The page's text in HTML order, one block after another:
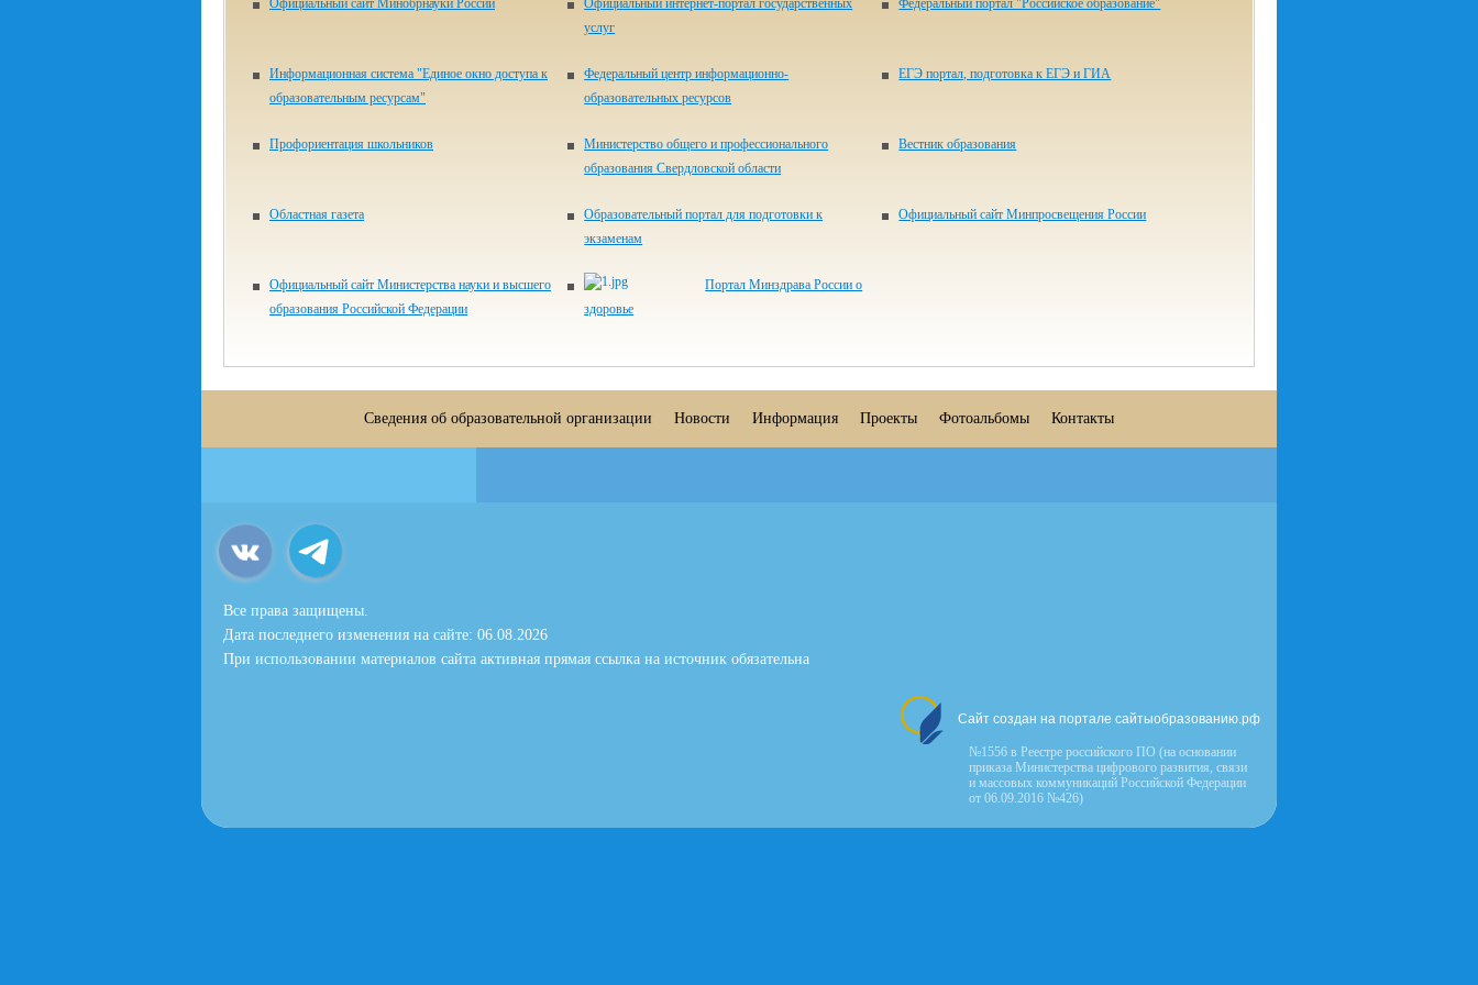
Официальный сайт Минобрнауки России
Официальный интернет-портал государственных
услуг
Федеральный портал "Российское образование"
Информационная система "Единое окно доступа к
образовательным ресурсам"
Федеральный центр информационно-
образовательных ресурсов
ЕГЭ портал, подготовка к ЕГЭ и ГИА
Профориентация школьников
Министерство общего и профессионального
образования Свердловской области
Вестник образования
Областная газета
Образовательный портал для подготовки к
экзаменам
Официальный сайт Минпросвещения России
Официальный сайт Министерства науки и высшего
образования Российской Федерации
Портал Минздрава России о
здоровье
Сведения об образовательной организации Новости Информация Проекты Фотоальбомы Контакты
Все права защищены.
Дата последнего изменения на сайте: 06.08.2026
При использовании материалов сайта активная прямая ссылка на источник обязательна
Сайт создан на портале сайтыобразованию.рф
№1556 в Реестре российского ПО (на основании
приказа Министерства цифрового развития, связи
и массовых коммуникаций Российской Федерации
от 06.09.2016 №426)